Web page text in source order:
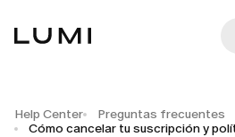
Help Center
Preguntas frecuentes
Cómo cancelar tu suscripción y